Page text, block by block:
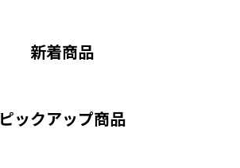
新着商品
ピックアップ商品